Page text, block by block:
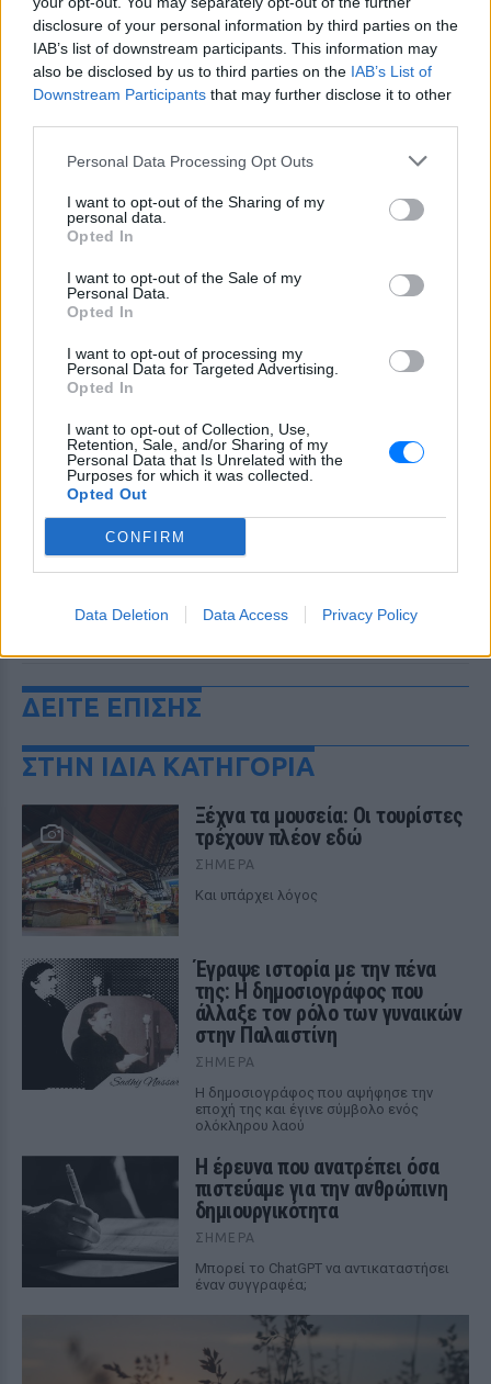
disclosure of your personal information by third parties on the
IAB’s list of downstream participants. This information may
also be disclosed by us to third parties on the IAB’s List of
Downstream Participants that may further disclose it to other
Personal Data Processing Opt Outs
I want to opt-out of the Sharing of my
personal data.
Opted In
I want to opt-out of the Sale of my
Personal Data.
Opted In
I want to opt-out of processing my
Personal Data for Targeted Advertising.
Opted In
I want to opt-out of Collection, Use,
Retention, Sale, and/or Sharing of my
Personal Data that Is Unrelated with the
Purposes for which it was collected.
Opted Out
CONFIRM
Data Deletion Data Access Privacy Policy
και μάθετε πρώτοιτα πιο hot νέα.
Εσύ μπήκες στο E-Daily.gr; Τα νέα της ημέρας
και ότι σου κάνει κλικ!
Ακολουθήστε το E-Radio.gr και στο Instagram
ΔΕΙΤΕ ΕΠΙΣΗΣ
ΣΤΗΝ ΙΔΙΑ ΚΑΤΗΓΟΡΙΑ
Ξέχνα τα μουσεία: Οι τουρίστες
τρέχουν πλέον εδώ
ΣΉΜΕΡΑ
Και υπάρχει λόγος
Έγραψε ιστορία με την πένα
της: Η δημοσιογράφος που
άλλαξε τον ρόλο των γυναικών
στην Παλαιστίνη
ΣΉΜΕΡΑ
Η δημοσιογράφος που αψήφησε την
εποχή της και έγινε σύμβολο ενός
ολόκληρου λαού
Η έρευνα που ανατρέπει όσα
πιστεύαμε για την ανθρώπινη
δημιουργικότητα
ΣΉΜΕΡΑ
Mπορεί το ChatGPT να αντικαταστήσει
έναν συγγραφέα;